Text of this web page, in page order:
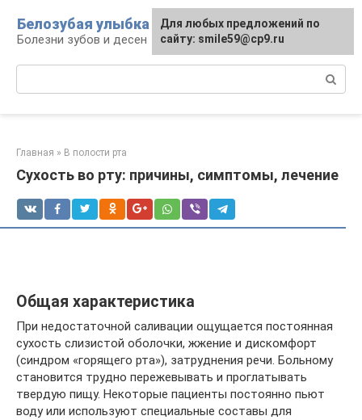
контенту
Белозубая улыбка
Болезни зубов и десен
Главная » В полости рта
Сухость во рту: причины, симптомы, лечение
Общая характеристика
При недостаточной саливации ощущается постоянная
сухость слизистой оболочки, жжение и дискомфорт
(синдром «горящего рта»), затруднения речи. Больному
становится трудно пережевывать и проглатывать
твердую пищу. Некоторые пациенты постоянно пьют
воду или используют специальные составы для
Для любых предложений по
сайту: smile59@cp9.ru